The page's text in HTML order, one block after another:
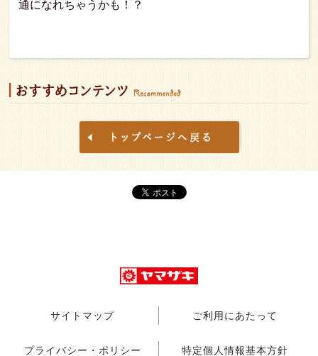
通になれちゃうかも！？
サイトマップ ご利用にあたって
プライバシー・ポリシー 特定個人情報基本方針